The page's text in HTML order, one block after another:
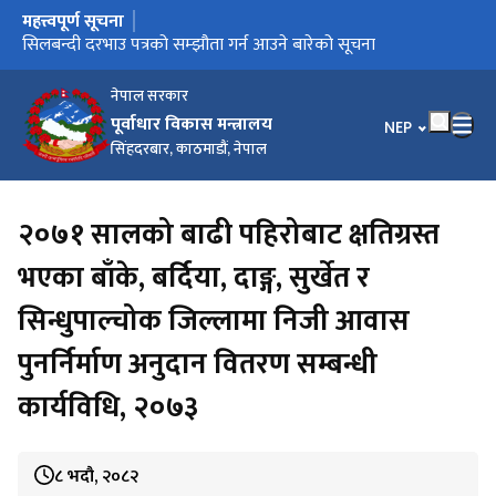
नेपाल सरकार
पूर्वाधार विकास मन्त्रालय
सिंहदरबार, काठमाडौं, नेपाल
भाषा चयन गर्नुहोस्
NEP
मुख्य नेभिगेसनमा जानुहोस्
महत्त्वपूर्ण सूचना
प्रेस विज्ञप्ति (प्रकाशन मिति : २०८३-०१-१३)
प्रेस विज्ञप्ति (प्रकाशन मिति : २०८३-०१-११)
सिलबन्दी दरभाउ पत्रको सम्झौता गर्न आउने बारेको सूचना
गुनासो हटलाइन सेवा सञ्‍चालन सम्बन्धी सूचना
हराएका/चोरी भएका जिन्सी सामानहरूका बारे सार्वजनिक सूचना
२०७१ सालको बाढी पहिरोबाट क्षतिग्रस्त
भएका बाँके, बर्दिया, दाङ्ग, सुर्खेत र
सिन्धुपाल्चोक जिल्लामा निजी आवास
पुनर्निर्माण अनुदान वितरण सम्बन्धी
कार्यविधि, २०७३
८ भदौ, २०८२